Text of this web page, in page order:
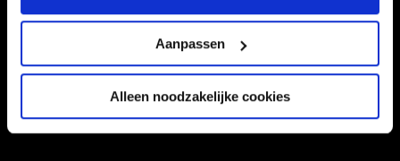
Aanpassen
Alleen noodzakelijke cookies
CLUB
STADION
FOUNDATION
KAARTVERKOOP
BUSINESS